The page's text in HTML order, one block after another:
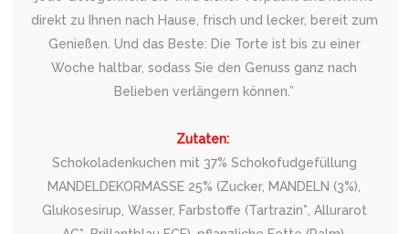
direkt zu Ihnen nach Hause, frisch und lecker, bereit zum
Genießen. Und das Beste: Die Torte ist bis zu einer
Woche haltbar, sodass Sie den Genuss ganz nach
Belieben verlängern können.”
Zutaten:
Schokoladenkuchen mit 37% Schokofudgefüllung
MANDELDEKORMASSE 25% (Zucker, MANDELN (3%),
Glukosesirup, Wasser, Farbstoffe (Tartrazin*, Allurarot